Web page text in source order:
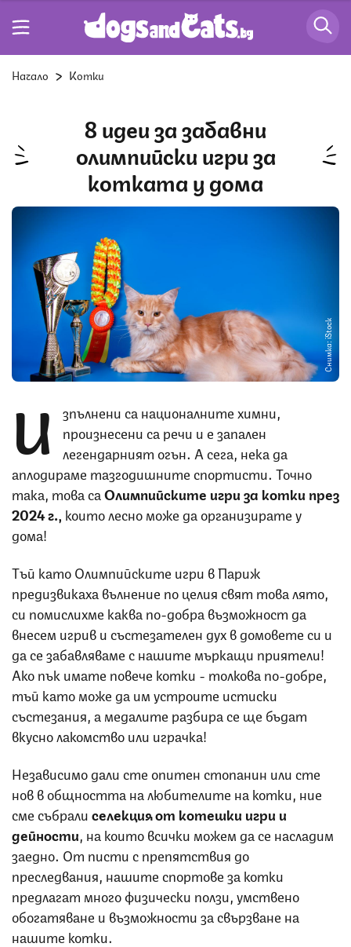
Начало Котки
8 идеи за забавни
олимпийски игри за
котката у дома
Снимка: iStock
И
зпълнени са националните химни,
произнесени са речи и е запален
легендарният огън. А сега, нека да
аплодираме тазгодишните спортисти. Точно
така, това саОлимпийските игри за котки през
2024 г., които лесно може да организирате у
дома!
Тъй като Олимпийските игри в Париж
предизвикаха вълнение по целия свят това лято,
си помислихме каква по-добра възможност да
внесем игрив и състезателен дух в домовете си и
да се забавляваме с нашите мъркащи приятели!
Ако пък имате повече котки - толкова по-добре,
тъй като може да им устроите истиски
състезания, а медалите разбира се ще бъдат
вкусно лакомство или играчка!
Независимо дали сте опитен стопанин или сте
нов в общността на любителите на котки, ние
сме събралиселекция от котешки игри и
дейности , на които всички можем да се насладим
заедно. От писти с препятствия до
преследвания, нашите спортове за котки
предлагат много физически ползи, умствено
обогатяване и възможности за свързване на
нашите котки.